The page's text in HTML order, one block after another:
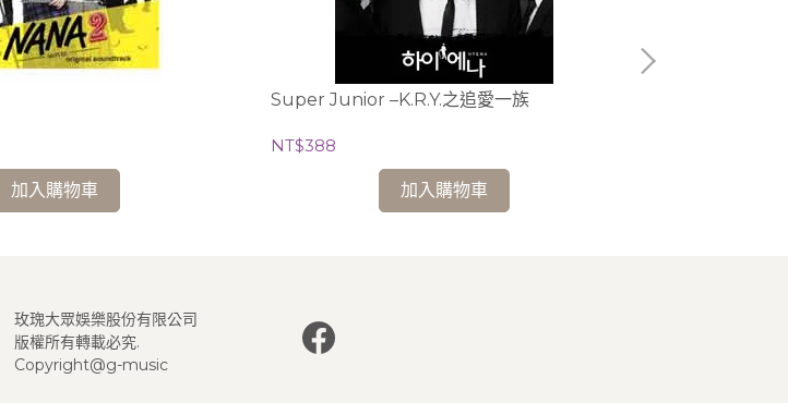
加入購物車
Super Junior –K.R.Y.之追愛一族
NT$388
加入購物車
玫瑰大眾娛樂股份有限公司
版權所有轉載必究.
Copyright@g-music